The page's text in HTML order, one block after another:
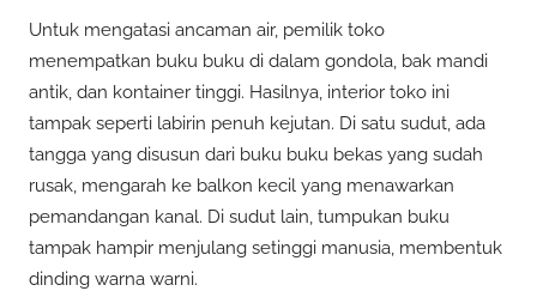
Untuk mengatasi ancaman air, pemilik toko
menempatkan buku buku di dalam gondola, bak mandi
antik, dan kontainer tinggi. Hasilnya, interior toko ini
tampak seperti labirin penuh kejutan. Di satu sudut, ada
tangga yang disusun dari buku buku bekas yang sudah
rusak, mengarah ke balkon kecil yang menawarkan
pemandangan kanal. Di sudut lain, tumpukan buku
tampak hampir menjulang setinggi manusia, membentuk
dinding warna warni.